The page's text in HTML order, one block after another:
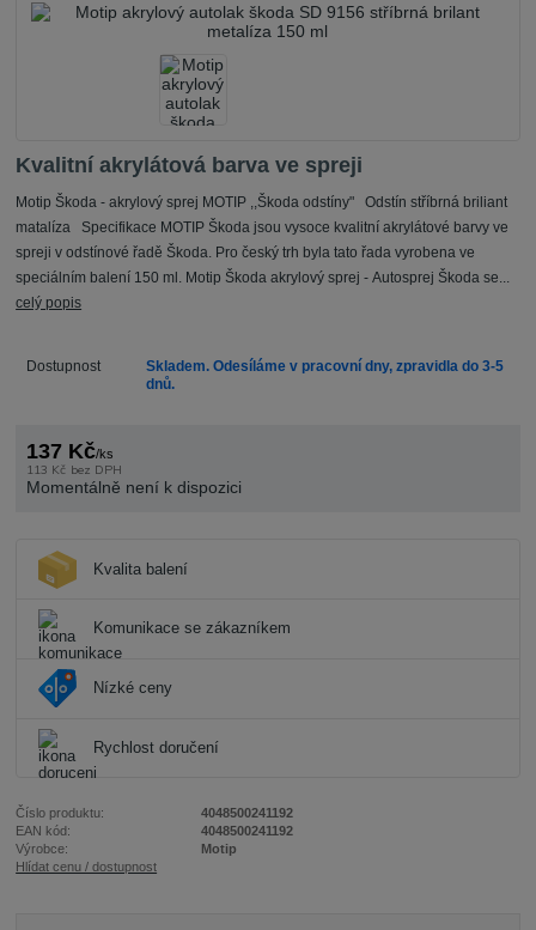
Kvalitní akrylátová barva ve spreji
Motip Škoda - akrylový sprej MOTIP ,,Škoda odstíny" Odstín stříbrná briliant
matalíza Specifikace MOTIP Škoda jsou vysoce kvalitní akrylátové barvy ve
spreji v odstínové řadě Škoda. Pro český trh byla tato řada vyrobena ve
speciálním balení 150 ml. Motip Škoda akrylový sprej - Autosprej Škoda se...
celý popis
Dostupnost
Skladem. Odesíláme v pracovní dny, zpravidla do 3-5
dnů.
137 Kč/ks
113 Kč bez DPH
Momentálně není k dispozici
Kvalita balení
Komunikace se zákazníkem
Nízké ceny
Rychlost doručení
Číslo produktu:
4048500241192
EAN kód:
4048500241192
Výrobce:
Motip
Hlídat cenu / dostupnost